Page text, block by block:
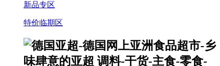
新品专区
特价临期区